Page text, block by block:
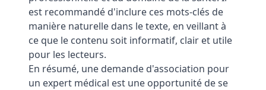
est recommandé d'inclure ces mots-clés de
manière naturelle dans le texte, en veillant à
ce que le contenu soit informatif, clair et utile
pour les lecteurs.
En résumé, une demande d'association pour
un expert médical est une opportunité de se